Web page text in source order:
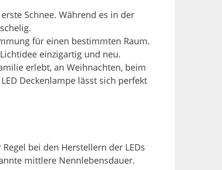
Schnee. Während es in der
für einen bestimmten Raum.
einzigartig und neu.
erlebt, an Weihnachten, beim
Deckenlampe lässt sich perfekt
bei den Herstellern der LEDs
mittlere Nennlebensdauer.